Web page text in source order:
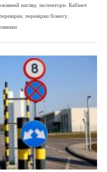
нагляд інспектори Кабінет
перевірки бізнесу